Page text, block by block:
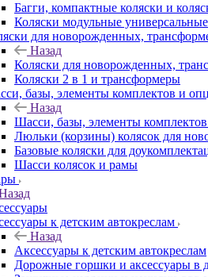
Багги, компактные коляски и
Коляски модульные универсальные
для новорожденных,
Назад
Коляски для новорожденных,
Коляски 2 в 1 и трансформеры
базы, элементы комплектов и
Назад
Шасси, базы, элементы
Люльки (корзины) колясок для
Базовые коляски для
Шасси колясок и рамы
к детским автокреслам
Назад
Аксессуары к детским автокреслам
Дорожные горшки и аксессуары в